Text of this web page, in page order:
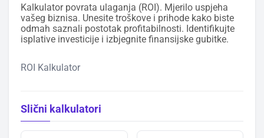
Kalkulator povrata ulaganja (ROI). Mjerilo uspjeha
vašeg biznisa. Unesite troškove i prihode kako biste
odmah saznali postotak profitabilnosti. Identifikujte
isplative investicije i izbjegnite finansijske gubitke.
ROI Kalkulator
Slični kalkulatori